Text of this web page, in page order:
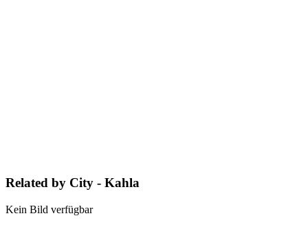
Related by City - Kahla
Kein Bild verfügbar